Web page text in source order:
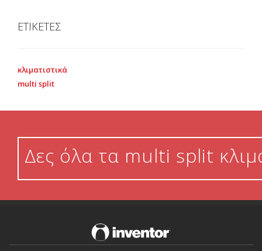
ΕΤΙΚΕΤΕΣ
κλιματιστικά
multi split
Δες όλα τα multi split